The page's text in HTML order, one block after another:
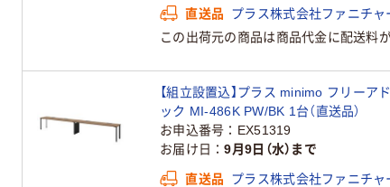
直送品
プラス株式会社ファニチャ
この出荷元の商品は商品代金に配送料
【組立設置込】プラス minimo フリー
ック MI-486K PW/BK 1台（直送品）
お申込番号
EX51319
お届け日
9月9日（水）まで
直送品
プラス株式会社ファニチャ